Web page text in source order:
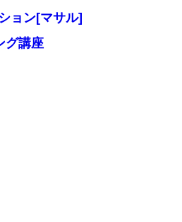
ョン[マサル]
グ講座